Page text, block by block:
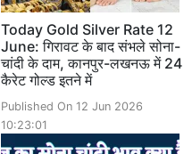
Today Gold Silver Rate 12
June: गिरावट के बाद संभले सोना-
चांदी के दाम, कानपुर-लखनऊ में 24
कैरेट गोल्ड इतने में
Published On 12 Jun 2026
10:23:01